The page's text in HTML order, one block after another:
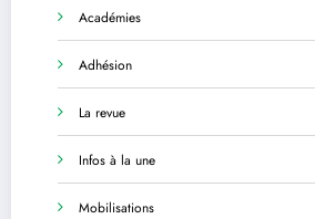
Académies
Adhésion
La revue
Infos à la une
Mobilisations